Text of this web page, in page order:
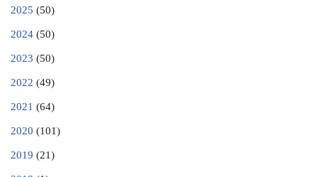
2025 (50)
2024 (50)
2023 (50)
2022 (49)
2021 (64)
2020 (101)
2019 (21)